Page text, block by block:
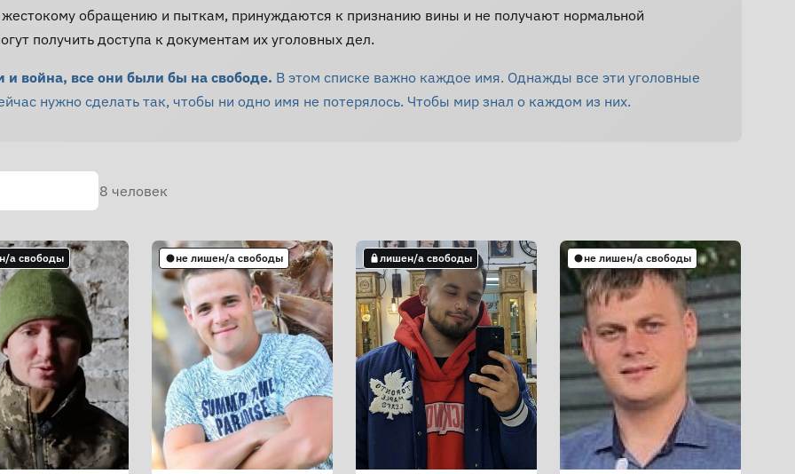
обращению и пыткам, принуждаются к признанию вины и не получают нормальной
получить доступа к документам их уголовных дел.
война, все они были бы на свободе. В этом списке важно каждое имя. Однажды все эти уголовные
нужно сделать так, чтобы ни одно имя не потерялось. Чтобы мир знал о каждом из них.
8 человек
а свободы не лишен/а свободы лишен/а свободы не лишен/а свободы